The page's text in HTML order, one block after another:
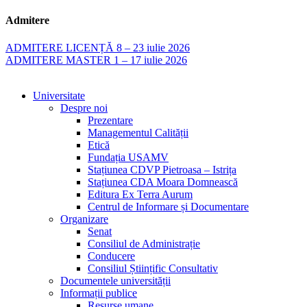
Admitere
ADMITERE LICENȚĂ 8 – 23 iulie 2026
ADMITERE MASTER 1 – 17 iulie 2026
Universitate
Despre noi
Prezentare
Managementul Calității
Etică
Fundația USAMV
Stațiunea CDVP Pietroasa – Istrița
Stațiunea CDA Moara Domnească
Editura Ex Terra Aurum
Centrul de Informare și Documentare
Organizare
Senat
Consiliul de Administrație
Conducere
Consiliul Științific Consultativ
Documentele universității
Informații publice